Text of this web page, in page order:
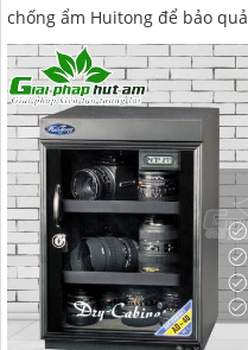
chống ẩm Huitong để bảo